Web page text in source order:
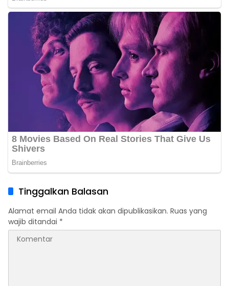
Tinggalkan Balasan
Alamat email Anda tidak akan dipublikasikan. Ruas yang
wajib ditandai *